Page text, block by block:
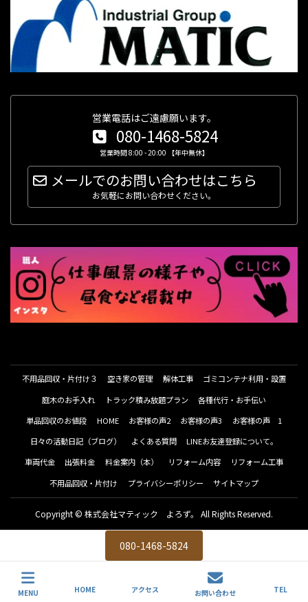
営業電話はご遠慮願います。
080-1468-5824
営業時間 8:00 - 20:00 【年中無休】
メールでのお問い合わせはこちら
お気軽にお問い合わせください。
不用品回収・片付け３ 空き家の管理 解体工事
ゴミコンテナ利用・設置
庭木のお手入れ
トラック積み放題プラン
各種代行・お手伝い
単品回収のお値段
HOME お客様の声2 お客様の声3
お客様の声 1
日々の活動日記（ブログ）
よくある質問
LINEお友達登録について。
車両代金
出張料金 料金案内（本） リフォーム内容
リフォーム工事
不用品回収・片付け
プライバシーポリシー サイトマップ
Copyright © 株式会社マティック よろず。 All Rights Reserved.
080-1468-5824
MENU HOME アクセス お問い合わせ TEL